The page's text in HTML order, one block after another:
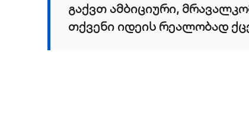
გაქვთ ამბიციური,
თქვენი იდეის რეალობად